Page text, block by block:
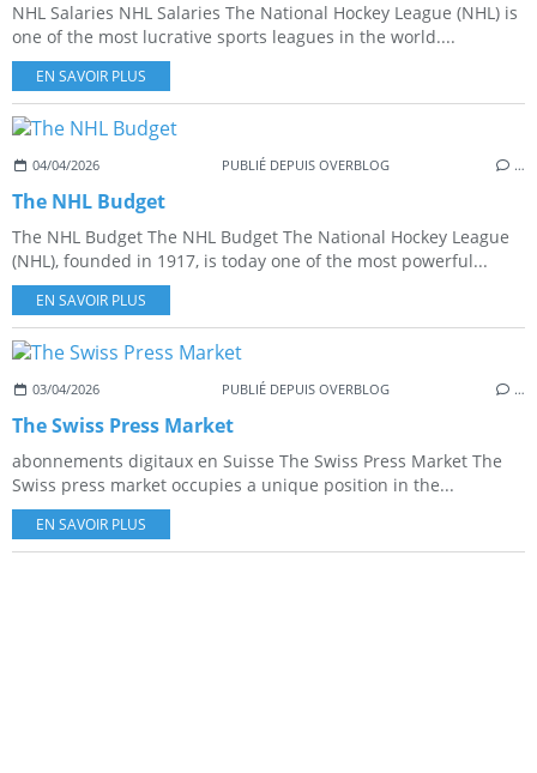
NHL Salaries NHL Salaries The National Hockey League (NHL) is
one of the most lucrative sports leagues in the world....
EN SAVOIR PLUS
04/04/2026 PUBLIÉ DEPUIS OVERBLOG …
The NHL Budget
The NHL Budget The NHL Budget The National Hockey League
(NHL), founded in 1917, is today one of the most powerful...
EN SAVOIR PLUS
03/04/2026 PUBLIÉ DEPUIS OVERBLOG …
The Swiss Press Market
abonnements digitaux en Suisse The Swiss Press Market The
Swiss press market occupies a unique position in the...
EN SAVOIR PLUS